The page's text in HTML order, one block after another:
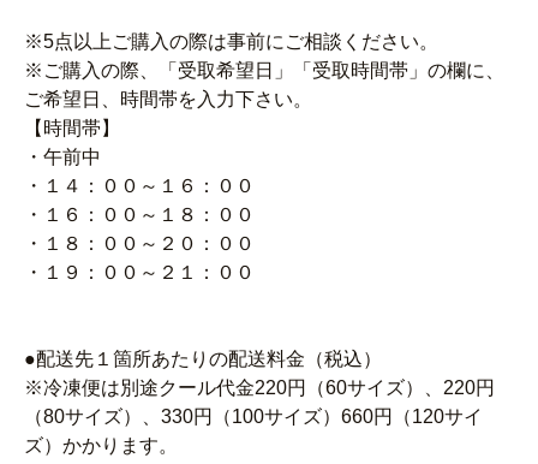
※5点以上ご購入の際は事前にご相談ください。
※ご購入の際、「受取希望日」「受取時間帯」の欄に、
ご希望日、時間帯を入力下さい。
【時間帯】
・午前中
・１４：００～１６：００
・１６：００～１８：００
・１８：００～２０：００
・１９：００～２１：００
●配送先１箇所あたりの配送料金（税込）
※冷凍便は別途クール代金220円（60サイズ）、220円
（80サイズ）、330円（100サイズ）660円（120サイ
ズ）かかります。